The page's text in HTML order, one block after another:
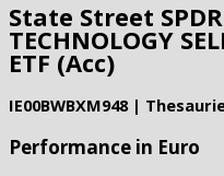
State Street SPDR
TECHNOLOGY
ETF (Acc)
IE00BWBXM948 |
Performance in Euro